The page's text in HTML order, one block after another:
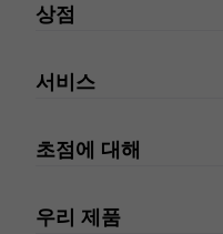
상점
서비스
초점에 대해
우리 제품